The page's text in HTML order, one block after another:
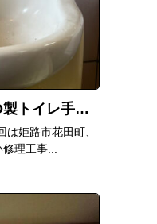
いの水漏れ修理
は姫路市花田町、
理工事...